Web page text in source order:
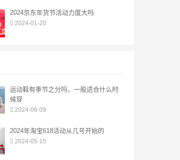
2024京东年货节活动力度大吗
2024-01-20
运动鞋有季节之分吗，一般适合什么时
候穿
2024-06-09
2024年淘宝618活动从几号开始的
2024-05-15